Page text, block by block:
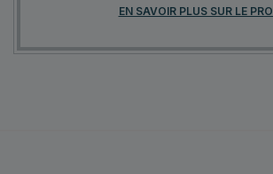
EN SAVOIR PLUS SUR LE